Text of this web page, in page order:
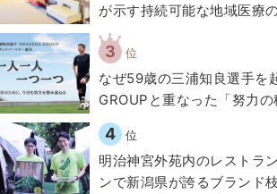
が示す持続可能な地域医療
3 位
なぜ59歳の三浦知良選手
GROUPと重なった「努力の
4 位
明治神宮外苑内のレストラ
ンで新潟県が誇るブランド